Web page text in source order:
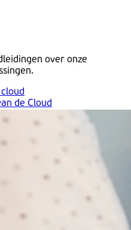
over onze
de Cloud